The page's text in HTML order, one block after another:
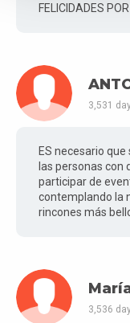
FELICIDADES
3,531
ES necesario
las personas con
participar de
contemplando la
rincones más
3,536